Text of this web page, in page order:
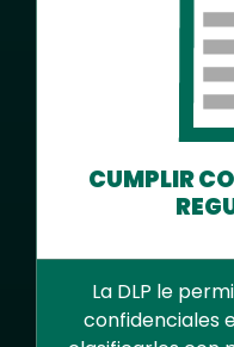
CUMPLIR
La DLP le
confidenciales